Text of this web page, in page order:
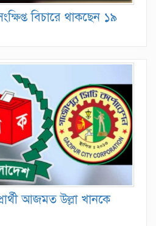
বিচারে থাকছেন ১৯
আজমত উল্লা খানকে